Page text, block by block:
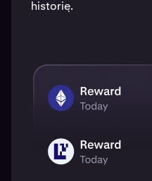
historię.